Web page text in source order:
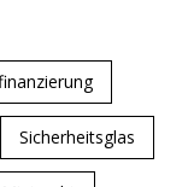
Sicherheitsglas